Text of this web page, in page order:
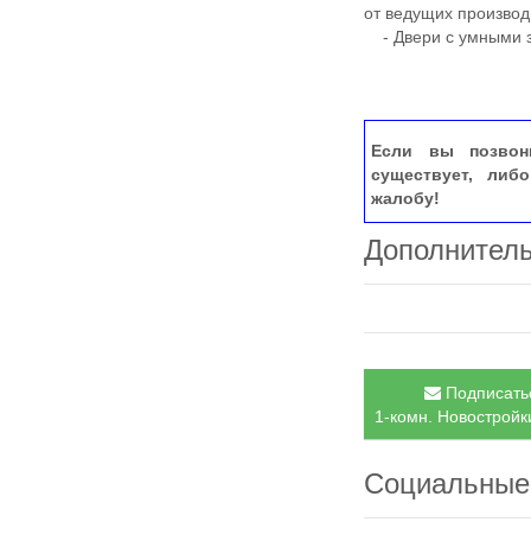
от ведущих
- Двери с умными
Если вы
существует,
жалобу!
1-комн.